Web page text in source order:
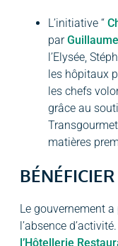
L’initiative “
par
l’Elysée,
les hôpitaux
les chefs
grâce au
matières
Le gouvernement
l’absence
l’Hôtellerie